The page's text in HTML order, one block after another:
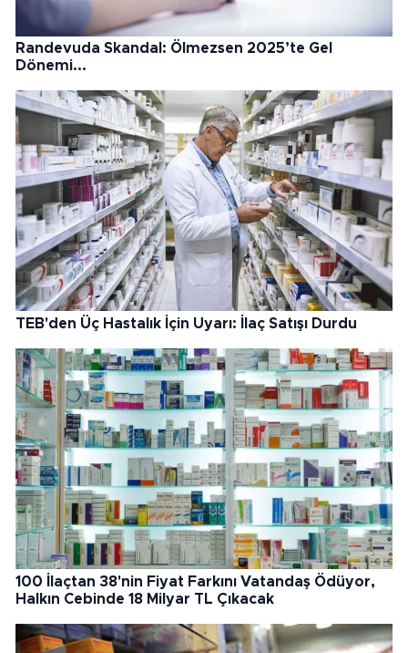
Randevuda Skandal: Ölmezsen 2025’te Gel
Dönemi...
TEB'den Üç Hastalık İçin Uyarı: İlaç Satışı Durdu
100 İlaçtan 38'nin Fiyat Farkını Vatandaş Ödüyor,
Halkın Cebinde 18 Milyar TL Çıkacak